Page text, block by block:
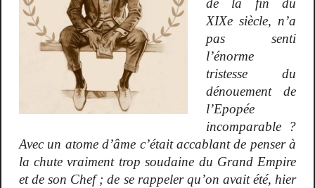
de la fin du
XIXe siècle, n’a
pas senti
l’énorme
tristesse du
dénouement de
l’Epopée
incomparable ?
Avec un atome d’âme c’était accablant de penser à
la chute vraiment trop soudaine du Grand Empire
et de son Chef ; de se rappeler qu’on avait été, hier